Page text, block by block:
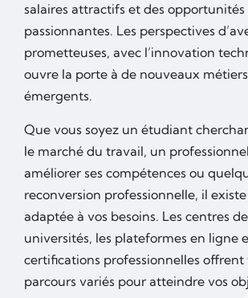
salaires attractifs et des
passionnantes. Les perspectives
prometteuses, avec l’innovation
ouvre la porte à de nouveaux
émergents.
Que vous soyez un étudiant
le marché du travail, un
améliorer ses compétences ou
reconversion professionnelle, il
adaptée à vos besoins. Les centres
universités, les plateformes en ligne
certifications professionnelles offrent
parcours variés pour atteindre vos